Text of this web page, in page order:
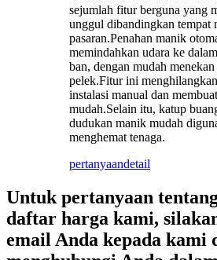
sejumlah fitur berguna yang
unggul dibandingkan tempat
pasaran.Penahan manik
memindahkan udara ke
ban, dengan mudah
pelek.Fitur ini
instalasi manual dan
mudah.Selain itu, katup
dudukan manik mudah
menghemat tenaga.
pertanyaandetail
Untuk pertanyaan
daftar harga kami,
email Anda kepada kami